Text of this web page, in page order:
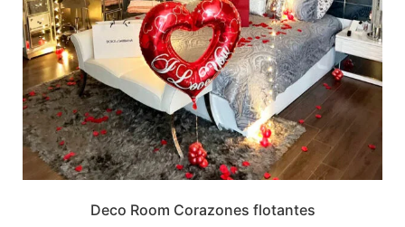
Deco Room Corazones flotantes